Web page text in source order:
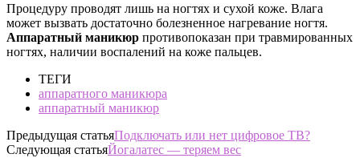
Процедуру проводят лишь на ногтях и сухой коже. Влага
может вызвать достаточно болезненное нагревание ногтя.
Аппаратный маникюр противопоказан при травмированных
ногтях, наличии воспалений на коже пальцев.
ТЕГИ
аппаратного маникюра
аппаратный маникюр
Предыдущая статьяПодключать или нет цифровое ТВ?
Следующая статьяЙогалатес — теряем вес